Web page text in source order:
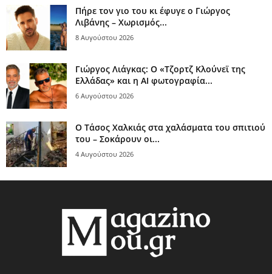
Πήρε τον γιο του κι έφυγε ο Γιώργος
Λιβάνης – Χωρισμός...
8 Αυγούστου 2026
Γιώργος Λιάγκας: Ο «Τζορτζ Κλούνεϊ της
Ελλάδας» και η AI φωτογραφία...
6 Αυγούστου 2026
Ο Τάσος Χαλκιάς στα χαλάσματα του σπιτιού
του – Σοκάρουν οι...
4 Αυγούστου 2026